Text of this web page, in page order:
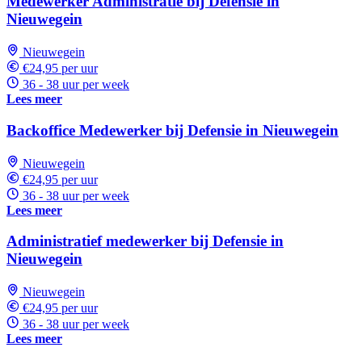
Nieuwegein
Nieuwegein
€24,95 per uur
36 - 38 uur per week
Lees meer
Backoffice Medewerker bij Defensie in Nieuwegein
Nieuwegein
€24,95 per uur
36 - 38 uur per week
Lees meer
Administratief medewerker bij Defensie in
Nieuwegein
Nieuwegein
€24,95 per uur
36 - 38 uur per week
Lees meer